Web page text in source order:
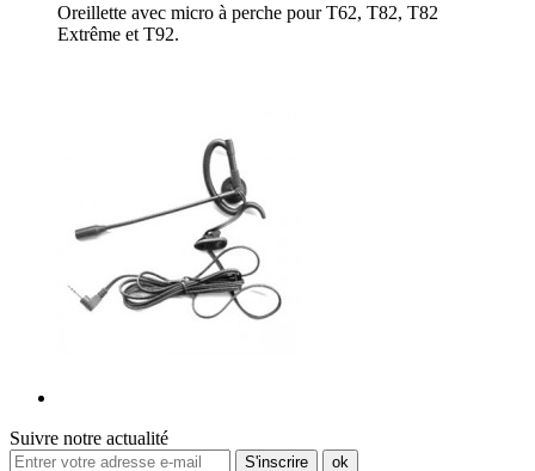
Oreillette avec micro à perche pour T62, T82, T82
Extrême et T92.
Suivre notre actualité